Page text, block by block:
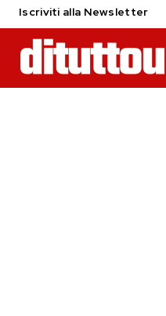
Iscriviti alla Newsletter